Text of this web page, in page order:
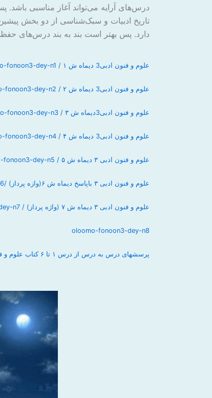
درس‌های آرایه می‌تواند آغاز مناسبی
تاریخ ادبیات و سبک‌شناسی از دو بخش
دارد. پس بهتر است بند به بند درس‌های
علوم و فنون ادبی3 دیماه ش ۱ / oloomo-fonoon3-dey-n1
علوم و فنون ادبی3 دیماه ش ۲ / oloomo-fonoon3-dey-n2
علوم و فنون ادبی3دیماه ش ۳ / oloomo-fonoon3-dey-n3
علوم و فنون ادبی3 دیماه ش ۴ / oloomo-fonoon3-dey-n4
علوم و فنون ادبی ۳ دیماه ش ۵ / oloomo-fonoon3-dey-n5
علوم و فنون ادبی ۳ باپاسخ دیماه ش ۶(وازه پرداز) /oloomo-fonoon3-dey-n6
علوم و فنون ادبی ۳ دیماه ش ۷ (واژه پرداز) / oloomo-fonoon3-dey-n7
oloomo-fonoon3-dey-n8
پرسشهای درس به درس از درس ۱ تا ۶ کتاب علوم و فنون ادبی / oloom3-dar1-۶